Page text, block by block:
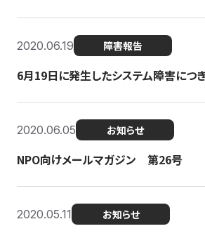
2020.06.19 障害報告
6月19日に発生したシステム障害につ
2020.06.05 お知らせ
NPO向けメールマガジン 第26号
2020.05.11 お知らせ